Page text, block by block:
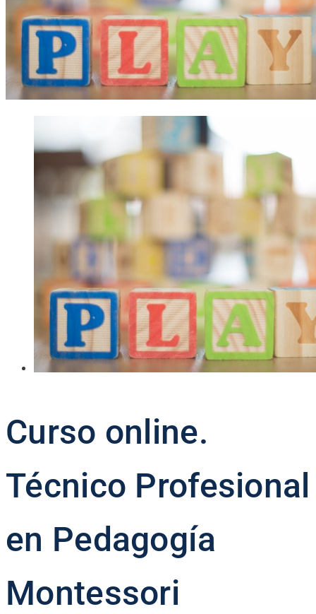
Curso online.
Técnico Profesional
en Pedagogía
Montessori